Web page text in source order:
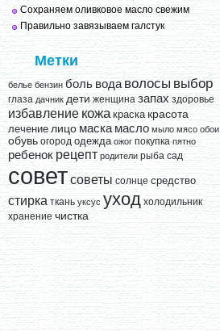
Сохраняем оливковое масло свежим
Правильно завязываем галстук
Метки
белье бензин боль вода волосы выбор
глаза дачник дети женщина запах здоровье
избавление кожа краска красота
лечение лицо маска масло мыло мясо обои
обувь огород одежда ожог покупка пятно
ребенок рецепт родители рыба сад
советсоветы солнце средство
стирка ткань уксус уход холодильник
хранение чистка